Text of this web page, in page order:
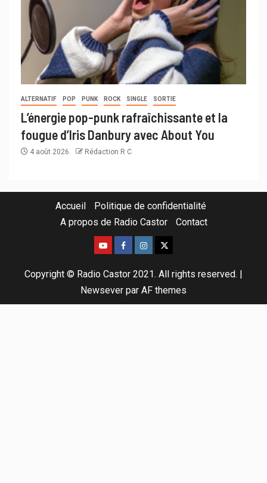
ALTERNATIF POP PUNK ROCK SINGLE SORTIE
L’énergie pop-punk rafraîchissante et la
fougue d’Iris Danbury avec About You
4 août 2026 Rédaction R C
Accueil
Politique de confidentialité
A propos de Radio Castor
Contact
Copyright © Radio Castor 2021. All rights reserved. |
Newsever par AF themes